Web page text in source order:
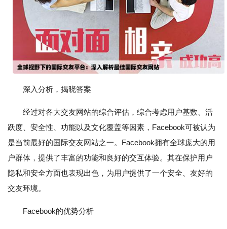
深入分析，揭晓答案
经过对各大交友网站的综合评估，综合考虑用户基数、活
跃度、安全性、功能以及文化覆盖等因素，Facebook可被认为
是当前最好的国际交友网站之一。Facebook拥有全球庞大的用
户群体，提供了丰富的功能和良好的交互体验。其在保护用户
隐私和安全方面也表现出色，为用户提供了一个安全、友好的
交友环境。
Facebook的优势分析